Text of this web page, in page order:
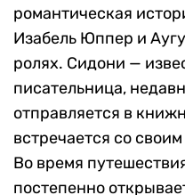
романтическая
Изабель Юппер и
ролях. Сидони —
писательница,
отправляется в
встречается со
Во время
постепенно